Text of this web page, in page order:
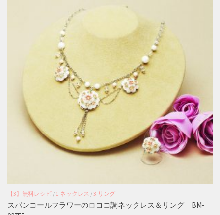
【3】無料レシピ / 1.ネックレス /3.リング
スパンコールフラワーのロココ調ネックレス＆リング BM-